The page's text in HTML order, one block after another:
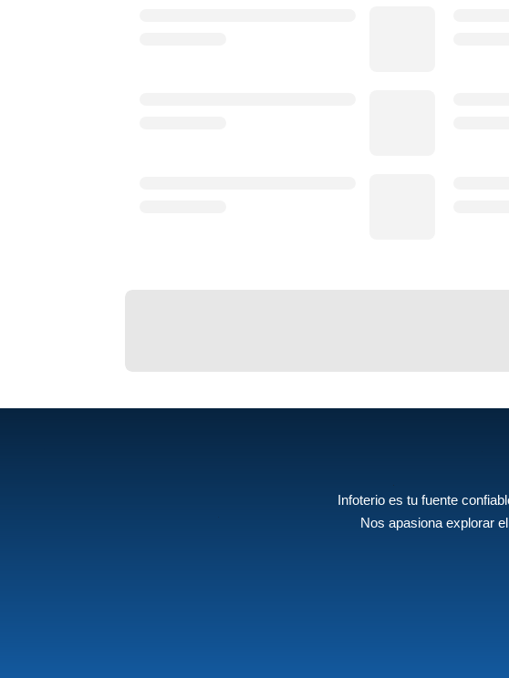
Infoterio es tu fuente
Nos apasiona explorar